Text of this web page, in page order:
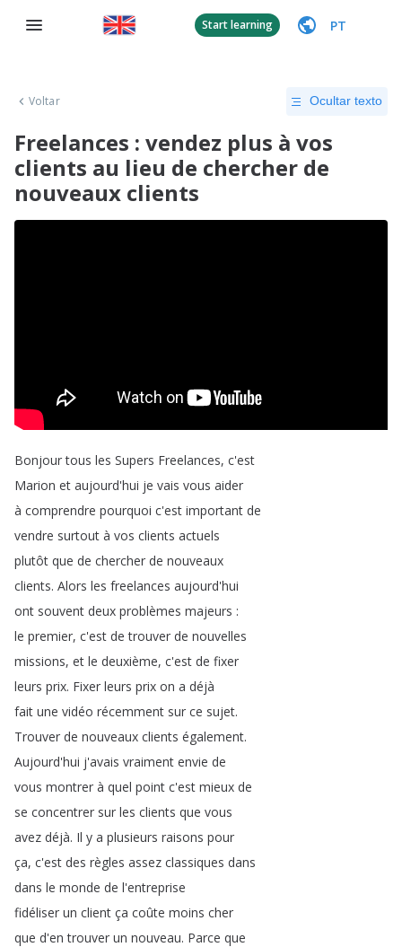
Start learning PT
Voltar Ocultar texto
Freelances : vendez plus à vos
clients au lieu de chercher de
nouveaux clients
Bonjour tous les Supers Freelances, c'est
Marion et aujourd'hui je vais vous aider
à comprendre pourquoi c'est important de
vendre surtout à vos clients actuels
plutôt que de chercher de nouveaux
clients. Alors les freelances aujourd'hui
ont souvent deux problèmes majeurs :
le premier, c'est de trouver de nouvelles
missions, et le deuxième, c'est de fixer
leurs prix. Fixer leurs prix on a déjà
fait une vidéo récemment sur ce sujet.
Trouver de nouveaux clients également.
Aujourd'hui j'avais vraiment envie de
vous montrer à quel point c'est mieux de
se concentrer sur les clients que vous
avez déjà. Il y a plusieurs raisons pour
ça, c'est des règles assez classiques dans
dans le monde de l'entreprise
fidéliser un client ça coûte moins cher
que d'en trouver un nouveau. Parce que